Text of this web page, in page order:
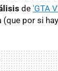
de 'GTA
por si